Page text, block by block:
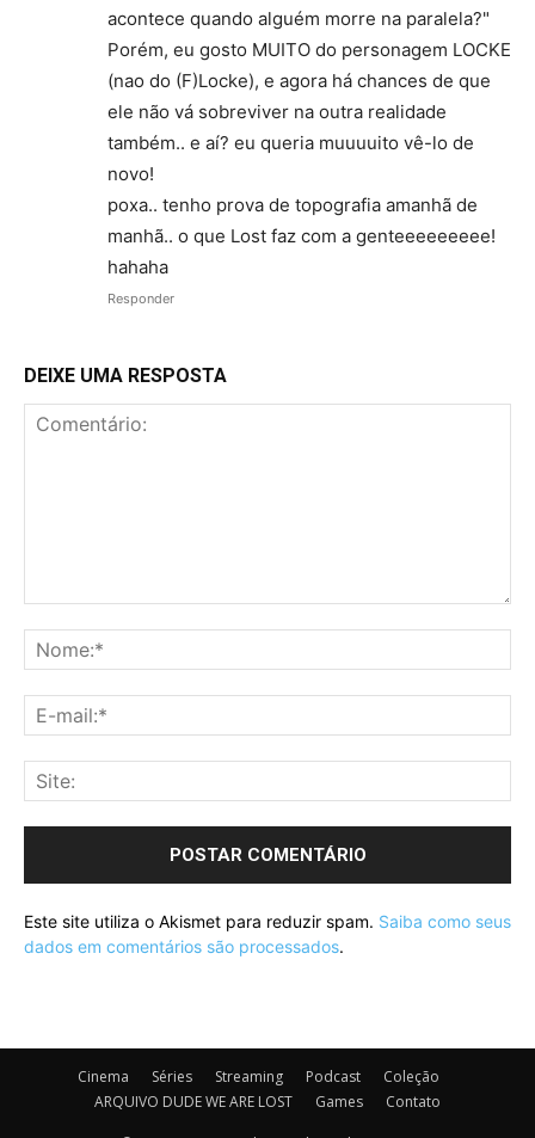
acontece quando alguém morre na paralela?"
Porém, eu gosto MUITO do personagem LOCKE
(nao do (F)Locke), e agora há chances de que
ele não vá sobreviver na outra realidade
também.. e aí? eu queria muuuuito vê-lo de
novo!
poxa.. tenho prova de topografia amanhã de
manhã.. o que Lost faz com a genteeeeeeeee!
hahaha
Responder
DEIXE UMA RESPOSTA
Este site utiliza o Akismet para reduzir spam. Saiba como seus
dados em comentários são processados.
Cinema Séries Streaming Podcast
Coleção
ARQUIVO DUDE WE ARE LOST
Games Contato